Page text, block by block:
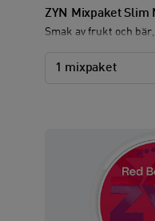
ZYN Mixpaket Slim
Smak av frukt och
1 mixpaket